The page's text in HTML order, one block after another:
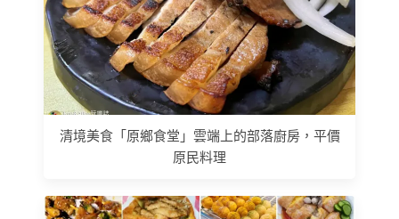
清境美食「原鄉食堂」雲端上的部落廚房，平價
原民料理